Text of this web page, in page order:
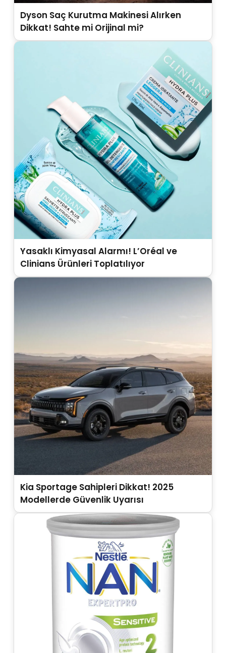
Dyson Saç Kurutma Makinesi Alırken
Dikkat! Sahte mi Orijinal mi?
Yasaklı Kimyasal Alarmı! L’Oréal ve
Clinians Ürünleri Toplatılıyor
Kia Sportage Sahipleri Dikkat! 2025
Modellerde Güvenlik Uyarısı